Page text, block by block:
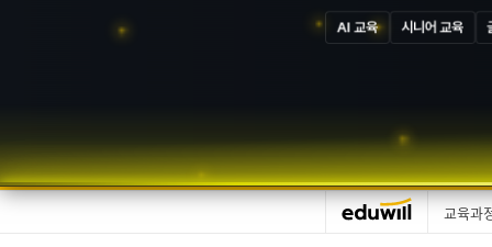
AI 교육 시니어 교육
교육과